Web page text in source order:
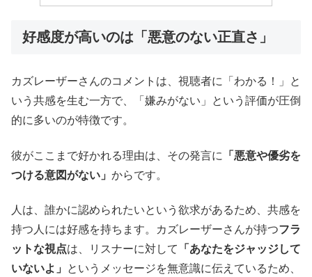
好感度が高いのは「悪意のない正直さ」
カズレーザーさんのコメントは、視聴者に「わかる！」と
いう共感を生む一方で、「嫌みがない」という評価が圧倒
的に多いのが特徴です。
彼がここまで好かれる理由は、その発言に
「悪意や優劣を
つける意図がない」 からです。
人は、誰かに認められたいという欲求があるため、共感を
持つ人には好感を持ちます。カズレーザーさんが持つフラ
ットな視点は、リスナーに対して
「あなたをジャッジして
いないよ」
というメッセージを無意識に伝えているため、